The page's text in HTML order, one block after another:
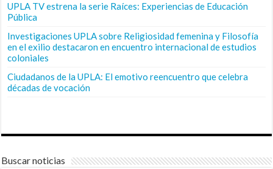
UPLA TV estrena la serie Raíces: Experiencias de Educación
Pública
Investigaciones UPLA sobre Religiosidad femenina y Filosofía
en el exilio destacaron en encuentro internacional de estudios
coloniales
Ciudadanos de la UPLA: El emotivo reencuentro que celebra
décadas de vocación
Buscar noticias